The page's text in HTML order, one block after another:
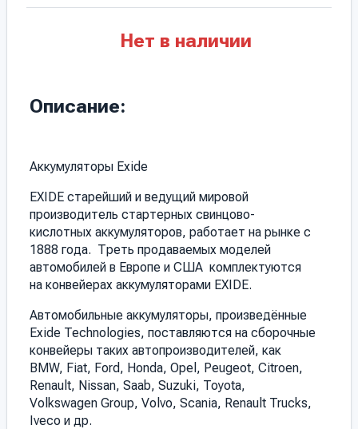
Нет в наличии
Описание:
Аккумуляторы Exide
EXIDE старейший и ведущий мировой
производитель стартерных свинцово-
кислотных аккумуляторов, работает на рынке с
1888 года. Треть продаваемых моделей
автомобилей в Европе и США комплектуются
на конвейерах аккумуляторами EXIDE.
Автомобильные аккумуляторы, произведённые
Exide Technologies, поставляются на сборочные
конвейеры таких автопроизводителей, как
BMW, Fiat, Ford, Honda, Opel, Peugeot, Citroen,
Renault, Nissan, Saab, Suzuki, Toyota,
Volkswagen Group, Volvo, Scania, Renault Trucks,
Iveco и др.